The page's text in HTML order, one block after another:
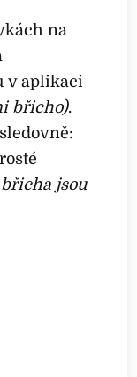
na
v aplikaci
břicho).
jsou